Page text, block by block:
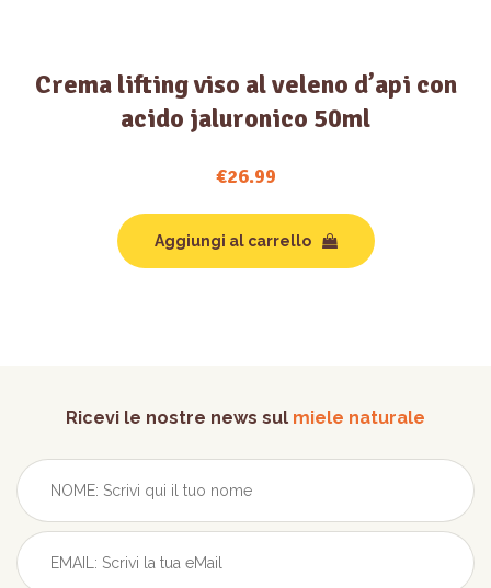
Crema lifting viso al veleno d’api con
acido jaluronico 50ml
€26.99
Aggiungi al carrello
Ricevi le nostre news sul miele naturale